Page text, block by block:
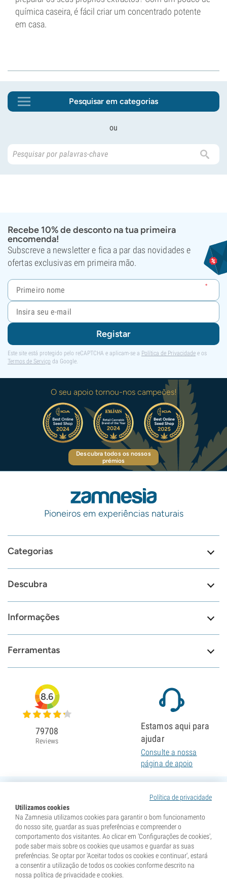
química caseira, é fácil criar um concentrado potente
em casa.
Pesquisar em categorias
ou
Recebe 10% de desconto na tua primeira
encomenda!
Subscreve a newsletter e fica a par das novidades e
ofertas exclusivas em primeira mão.
Registar
Este site está protegido pelo reCAPTCHA e aplicam-se a Política de Privacidade e os
Termos de Serviço da Google.
O seu apoio tornou-nos campeões!
Descubra todos os nossos
prémios
Pioneiros em experiências naturais
Categorias
Descubra
Informações
Ferramentas
Política de privacidade
Utilizamos cookies
Na Zamnesia utilizamos cookies para garantir o bom funcionamento
do nosso site, guardar as suas preferências e compreender o
comportamento dos visitantes. Ao clicar em 'Configurações de cookies',
pode saber mais sobre os cookies que usamos e guardar as suas
preferências. Se optar por 'Aceitar todos os cookies e continuar', estará
a consentir a utilização de todos os cookies conforme descrito na
nossa política de privacidade e cookies.
8.6
79708
Reviews
Estamos aqui para
ajudar
Consulte a nossa
página de apoio